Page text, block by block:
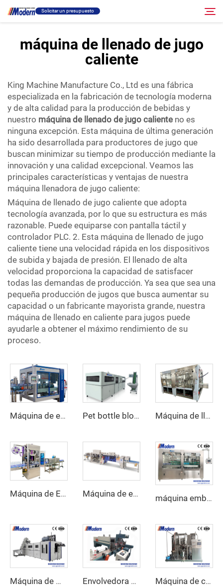
Solicitar un presupuesto
Llenado Y Empaque
Acerca
Vídeo
Contacto
Sitio RU
máquina de llenado de jugo
caliente
King Machine Manufacture Co., Ltd es una fábrica
especializada en la fabricación de tecnología moderna
y de alta calidad para la producción de bebidas y
nuestro máquina de llenado de jugo caliente no es
ninguna excepción. Esta máquina de última generación
ha sido desarrollada para productores de jugo que
buscan minimizar su tiempo de producción mediante la
innovación y una calidad excepcional. Veamos las
principales características y ventajas de nuestra
máquina llenadora de jugo caliente:
Máquina de llenado de jugo caliente que adopta
tecnología avanzada, por lo que su estructura es más
razonable. Puede equiparse con pantalla táctil y
controlador PLC. 2. Esta máquina de llenado de jugo
caliente tiene una velocidad rápida en los dispositivos
de subida y bajada de presión. El llenado de alta
velocidad proporciona la capacidad de satisfacer
todas las demandas de producción. Ya sea que sea una
pequeña producción de jugos que busca aumentar su
capacidad o un fabricante mayorista grande, nuestra
máquina de llenado en caliente para jugos puede
ayudarle a obtener el máximo rendimiento de su
proceso.
Máquina de empaquetado en cartón automática Pet bottle blowing machine Máquina de llenado de jugo
Máquina de Etiquetado con Manga Reductora Máquina de envoltura retráctil lineal
máquina embotelladora de agua de 5 litros
Máquina de moldeo por soplado de botellas de alta velocidad Envolvedora automática de film retráctil Máquina de carbonatación de bebidas